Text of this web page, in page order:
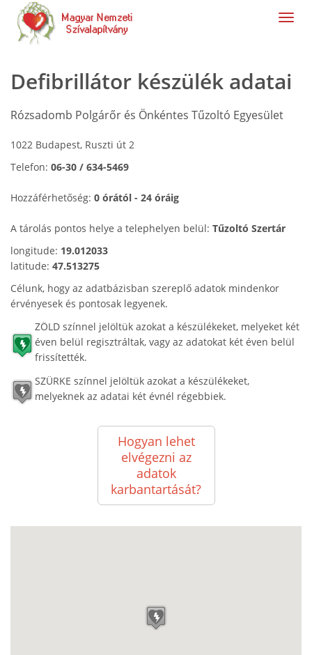
Defibrillátor készülék adatai
Rózsadomb Polgárőr és Önkéntes Tűzoltó Egyesület
1022 Budapest, Ruszti út 2
Telefon: 06-30 / 634-5469
Hozzáférhetőség: 0 órától - 24 óráig
A tárolás pontos helye a telephelyen belül: Tűzoltó Szertár
longitude: 19.012033
latitude: 47.513275
Célunk, hogy az adatbázisban szereplő adatok mindenkor
érvényesek és pontosak legyenek.
ZÖLD színnel jelöltük azokat a készülékeket, melyeket két
éven belül regisztráltak, vagy az adatokat két éven belül
frissítették.
SZÜRKE színnel jelöltük azokat a készülékeket,
melyeknek az adatai két évnél régebbiek.
Hogyan lehet
elvégezni az
adatok
karbantartását?